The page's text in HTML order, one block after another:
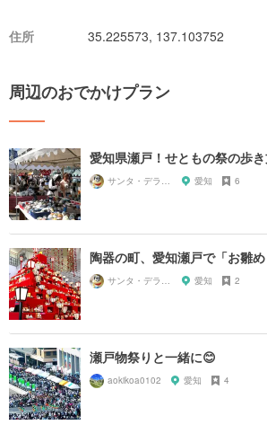
住所 35.225573, 137.103752
周辺のおでかけプラン
愛知県瀬戸！せともの祭の歩
愛知 6
陶器の町、愛知瀬戸で「お雛め
愛知 2
瀬戸物祭りと一緒に😊
aokikoa0102 愛知 4